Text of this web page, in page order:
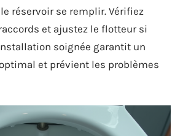
réservoir se remplir. Vérifiez
et ajustez le flotteur si
soignée garantit un
et prévient les problèmes